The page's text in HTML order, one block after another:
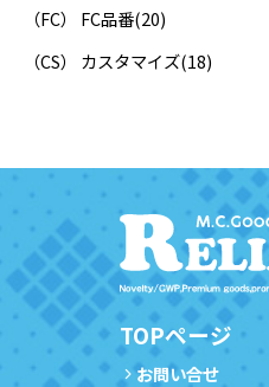
（FC） FC品番(20)
（CS） カスタマイズ(18)
TOPページ
お問い合せ